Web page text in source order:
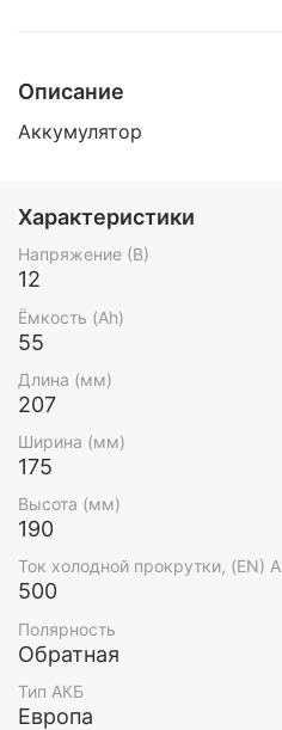
Описание
Аккумулятор
Характеристики
Напряжение (В)
12
Ёмкость (Ah)
55
Длина (мм)
207
Ширина (мм)
175
Высота (мм)
190
Ток холодной прокрутки, (EN) А
500
Полярность
Обратная
Тип АКБ
Европа